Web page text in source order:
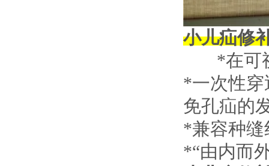
小儿疝修
*在可视
*一次性穿
免孔疝的
*兼容种
*“由内而